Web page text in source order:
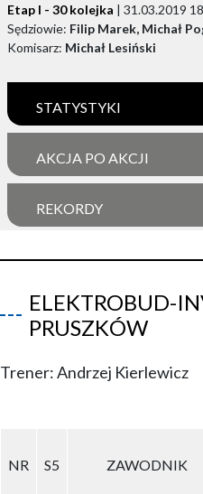
Etap I - 30 kolejka | 31.03.2019
Sędziowie: Filip Marek, Michał
Komisarz: Michał Lesiński
STATYSTYKI
AKCJA PO AKCJI
REKORDY
ELEKTROBUD-
PRUSZKÓW
Trener: Andrzej Kierlewicz
NR S5 ZAWODNIK
NR S5 ZAWODNIK